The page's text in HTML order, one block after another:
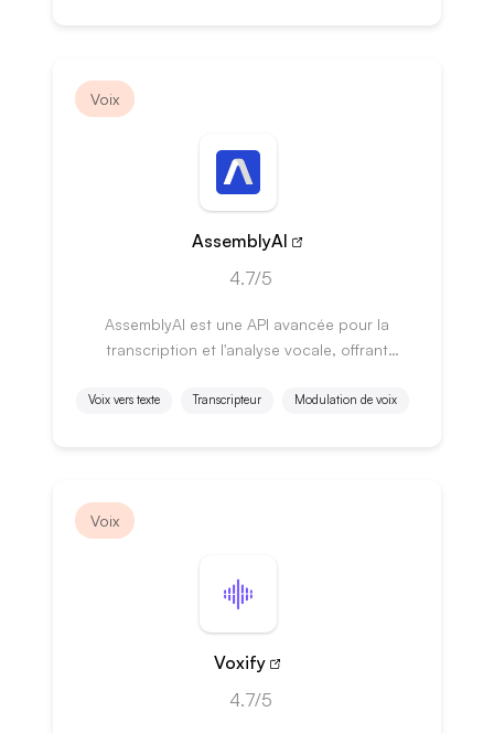
Voix
AssemblyAI
4.7/5
AssemblyAI est une API avancée pour la
transcription et l'analyse vocale, offrant
Voix vers texte Transcripteur Modulation de voix
Voix
Voxify
4.7/5